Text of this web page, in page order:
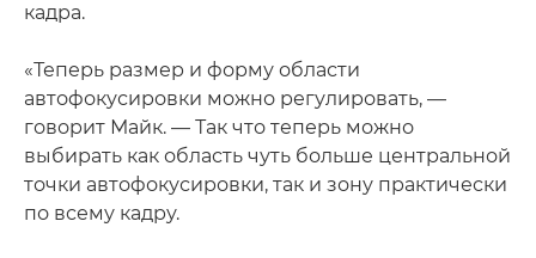
кадра.
«Теперь размер и форму области
автофокусировки можно регулировать, —
говорит Майк. — Так что теперь можно
выбирать как область чуть больше центральной
точки автофокусировки, так и зону практически
по всему кадру.